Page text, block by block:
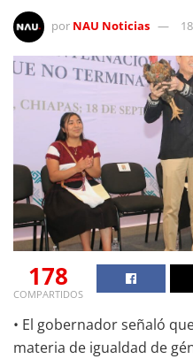
por NAU Noticias
178
COMPARTIDOS
• El gobernador señaló
materia de igualdad de